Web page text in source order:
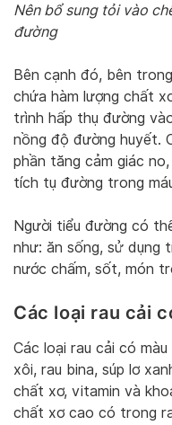
Nên bổ sung tỏi vào
đường
Bên cạnh đó, bên
chứa hàm lượng chất
trình hấp thụ đường
nồng độ đường huyết.
phần tăng cảm giác
tích tụ đường trong
Người tiểu đường có
như: ăn sống, sử dụng
nước chấm, sốt, món
Các loại rau cải
Các loại rau cải có
xôi, rau bina, súp lơ
chất xơ, vitamin và
chất xơ cao có trong